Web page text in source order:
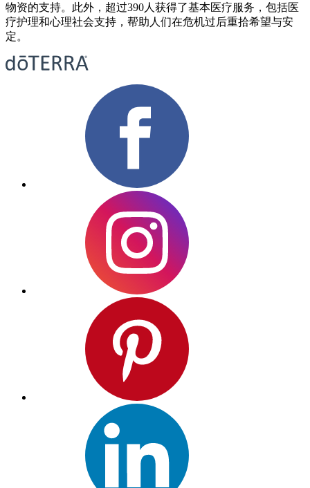
物资的支持。此外，超过390人获得了基本医疗服务，包括医
疗护理和心理社会支持，帮助人们在危机过后重拾希望与安
定。